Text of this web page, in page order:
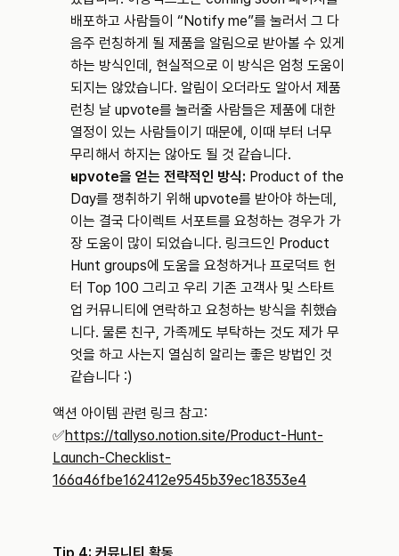
배포하고 사람들이 “Notify me”를 눌러서 그 다
음주 런칭하게 될 제품을 알림으로 받아볼 수 있게
하는 방식인데, 현실적으로 이 방식은 엄청 도움이
되지는 않았습니다. 알림이 오더라도 알아서 제품
런칭 날 upvote를 눌러줄 사람들은 제품에 대한
열정이 있는 사람들이기 때문에, 이때 부터 너무
무리해서 하지는 않아도 될 것 같습니다.
upvote을 얻는 전략적인 방식: Product of the
Day를 쟁취하기 위해 upvote를 받아야 하는데,
이는 결국 다이렉트 서포트를 요청하는 경우가 가
장 도움이 많이 되었습니다. 링크드인 Product
Hunt groups에 도움을 요청하거나 프로덕트 헌
터 Top 100 그리고 우리 기존 고객사 및 스타트
업 커뮤니티에 연락하고 요청하는 방식을 취했습
니다. 물론 친구, 가족께도 부탁하는 것도 제가 무
엇을 하고 사는지 열심히 알리는 좋은 방법인 것
같습니다 :)
액션 아이템 관련 링크 참고:
✅https://tallyso.notion.site/Product-Hunt-
Launch-Checklist-
166a46fbe162412e9545b39ec18353e4